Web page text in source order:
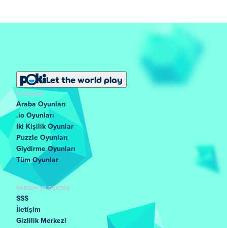
Let the world play
POPÜLER
Araba Oyunları
.io Oyunları
Iki Kişilik Oyunlar
Puzzle Oyunları
Giydirme Oyunları
Tüm Oyunlar
YARDIM VE DESTEK
SSS
İletişim
Gizlilik Merkezi